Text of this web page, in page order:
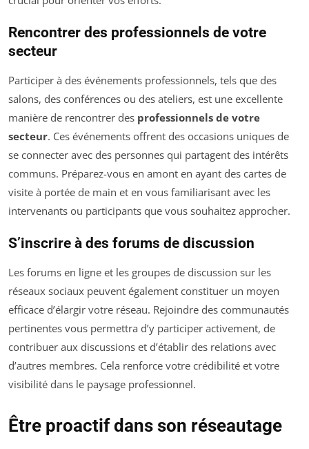
Rencontrer des professionnels de votre
secteur
Participer à des événements professionnels, tels que des
salons, des conférences ou des ateliers, est une excellente
manière de rencontrer des professionnels de votre
secteur. Ces événements offrent des occasions uniques de
se connecter avec des personnes qui partagent des intérêts
communs. Préparez-vous en amont en ayant des cartes de
visite à portée de main et en vous familiarisant avec les
intervenants ou participants que vous souhaitez approcher.
S’inscrire à des forums de discussion
Les forums en ligne et les groupes de discussion sur les
réseaux sociaux peuvent également constituer un moyen
efficace d’élargir votre réseau. Rejoindre des communautés
pertinentes vous permettra d’y participer activement, de
contribuer aux discussions et d’établir des relations avec
d’autres membres. Cela renforce votre crédibilité et votre
visibilité dans le paysage professionnel.
Être proactif dans son réseautage